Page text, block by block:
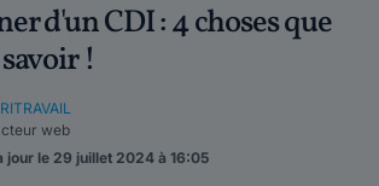
d'un CDI : 4 choses que
!
web
jour le 29 juillet 2024 à 16:05